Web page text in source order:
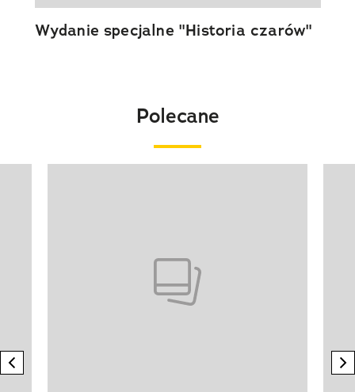
Wydanie specjalne "Historia czarów"
Polecane
previous element